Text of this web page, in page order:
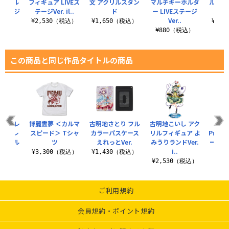
文 アクリルスタン
ド
¥1,650（税込）
マルチキーホルダ
ー LIVEステージ
Ver..
¥880（税込）
ルフ
ホル
テージ
フィギュア LIVEス
テージVer. il..
¥2,530（税込）
この商品と同じ作品タイトルの商品
古明地さとり フル
カラーパスケース
えれっとVer.
¥1,430（税込）
古明地こいし アク
リルフィギュア よ
みうりランドVer.
i..
¥2,530（税込）
★
ーホ
レ
ーレ
マル
博麗霊夢 ＜カルマ
スピード＞ Tシャ
ツ
¥3,300（税込）
ご利用規約
会員規約・ポイント規約